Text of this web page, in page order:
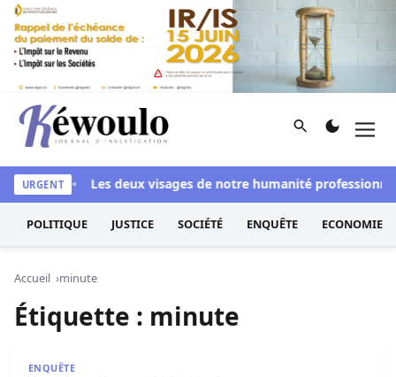
Aller au contenu
Kéwoulo, le premier site d'information et d'investigation
Rechercher
URGENT
blanchi Les deux visages de notre humanité
POLITIQUE JUSTICE SOCIÉTÉ ENQUÊTE ECONOMIE
Accueil minute
Étiquette : minute
ENQUÊTE